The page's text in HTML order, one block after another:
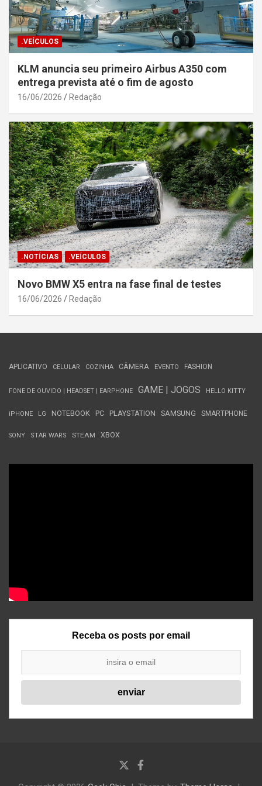
.VEÍCULOS
KLM anuncia seu primeiro Airbus A350 com
entrega prevista até o fim de agosto
16/06/2026 Redação
.NOTÍCIAS .VEÍCULOS
Novo BMW X5 entra na fase final de testes
16/06/2026 Redação
APLICATIVO CELULAR COZINHA CÂMERA EVENTO FASHION
FONE DE OUVIDO | HEADSET | EARPHONE GAME | JOGOS HELLO KITTY
iPHONE LG NOTEBOOK PC PLAYSTATION SAMSUNG SMARTPHONE
SONY STAR WARS STEAM XBOX
Receba os posts por email